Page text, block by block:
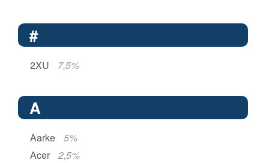
#
2XU 7,5%
A
Aarke
5%
Acer
2,5%